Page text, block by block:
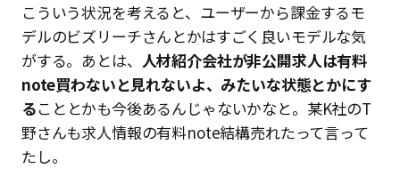
こういう状況を考えると、ユーザーから課金するモ
デルのビズリーチさんとかはすごく良いモデルな気
がする。あとは、 人材紹介会社が非公開求人は有料
note買わないと見れないよ、みたいな状態とかにす
ることとかも今後あるんじゃないかなと。某K社のT
野さんも求人情報の有料note結構売れたって言って
たし。